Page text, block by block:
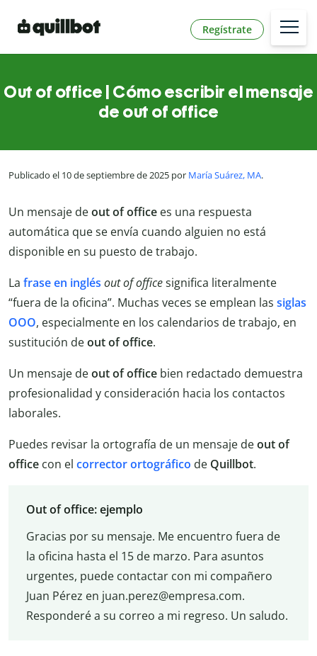
Regístrate
Out of office | Cómo escribir el mensaje
de out of office
Publicado el 10 de septiembre de 2025 por María Suárez, MA.
Un mensaje deout of office es una respuesta
automática que se envía cuando alguien no está
disponible en su puesto de trabajo.
La frase en inglés out of officesignifica literalmente
“fuera de la oficina”. Muchas veces se emplean las siglas
OOO, especialmente en los calendarios de trabajo, en
sustitución deout of office.
Un mensaje deout of office bien redactado demuestra
profesionalidad y consideración hacia los contactos
laborales.
Puedes revisar la ortografía de un mensaje deout of
office con el corrector ortográfico de Quillbot.
Out of office: ejemplo
Gracias por su mensaje. Me encuentro fuera de
la oficina hasta el 15 de marzo. Para asuntos
urgentes, puede contactar con mi compañero
Juan Pérez en juan.perez@empresa.com.
Responderé a su correo a mi regreso. Un saludo.